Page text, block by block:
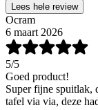
Lees hele review
Ocram
6 maart 2026
5/5
Goed product!
Super fijne spuitlak,
tafel via via, deze